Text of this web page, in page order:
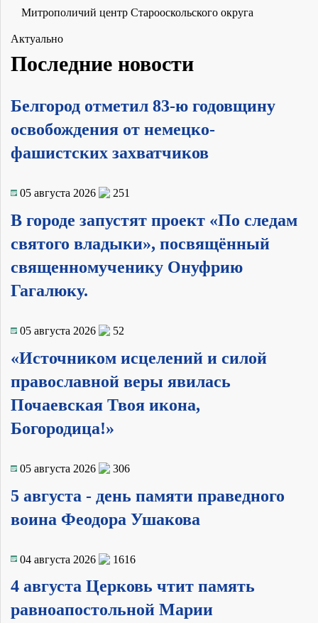
Митрополичий центр Старооскольского округа
Актуально
Последние новости
Белгород отметил 83-ю годовщину
освобождения от немецко-
фашистских захватчиков
05 августа 2026 251
В городе запустят проект «По следам
святого владыки», посвящённый
священномученику Онуфрию
Гагалюку.
05 августа 2026 52
«Источником исцелений и силой
православной веры явилась
Почаевская Твоя икона,
Богородица!»
05 августа 2026 306
5 августа - день памяти праведного
воина Феодора Ушакова
04 августа 2026 1616
4 августа Церковь чтит память
равноапостольной Марии